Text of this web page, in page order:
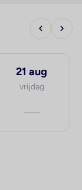
21 aug
vrijdag
—